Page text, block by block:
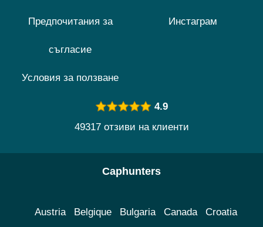
Предпочитания за
съгласие
Условия за ползване
Инстаграм
4.9
49317 отзиви на клиенти
Caphunters
Austria Belgique Bulgaria Canada Croatia